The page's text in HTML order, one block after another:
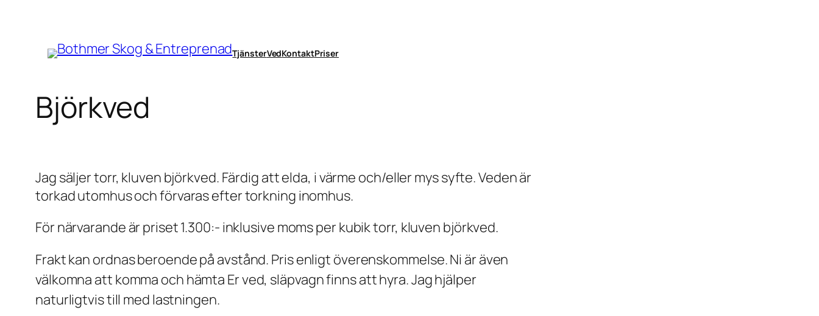
innehåll
TjänsterVedKontaktPriser
Björkved
Jag säljer torr, kluven björkved. Färdig att elda, i värme och/eller mys syfte. Veden är
torkad utomhus och förvaras efter torkning inomhus.
För närvarande är priset 1.300:- inklusive moms per kubik torr, kluven björkved.
Frakt kan ordnas beroende på avstånd. Pris enligt överenskommelse. Ni är även
välkomna att komma och hämta Er ved, släpvagn finns att hyra. Jag hjälper
naturligtvis till med lastningen.